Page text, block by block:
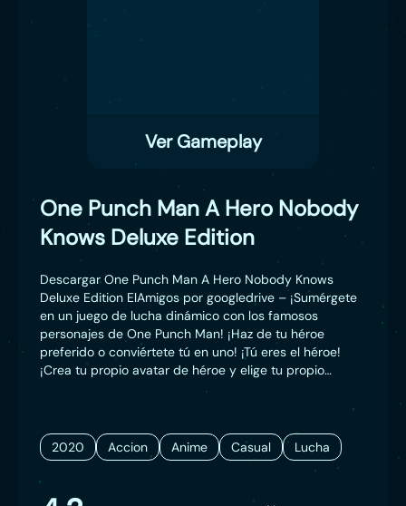
Ver Gameplay
One Punch Man A Hero Nobody
Knows Deluxe Edition
Descargar One Punch Man A Hero Nobody Knows
Deluxe Edition ElAmigos por googledrive – ¡Sumérgete
en un juego de lucha dinámico con los famosos
personajes de One Punch Man! ¡Haz de tu héroe
preferido o conviértete tú en uno! ¡Tú eres el héroe!
¡Crea tu propio avatar de héroe y elige tu propio
conjunto de habilidades y poderes!
2020 Accion Anime Casual Lucha